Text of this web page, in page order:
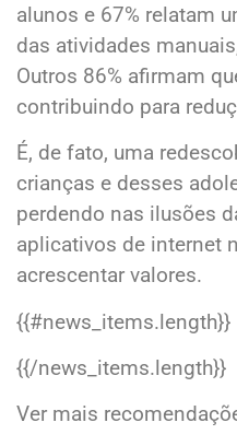
alunos e 67% relatam
das atividades
Outros 86% afirmam
contribuindo para
É, de fato, uma
crianças e desses
perdendo nas ilusões
aplicativos de internet
acrescentar valores.
{{#news_items.length}}
{{/news_items.length}}
Ver mais